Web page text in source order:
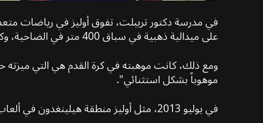
في مدرسة دكتور تريبلت، تفوق أوليز في رياضات
على ميدالية ذهبية في سباق 400 متر في الضاحية، وكان أيضاً لاعب كريكيت موهوباً. وإلى جانب الرياضة، كان شغوفاً بلعبة الشطرنج.
ومع ذلك، كانت موهبته في كرة القدم هي التي ميزته
موهوباً بشكل استثنائي".
في يوليو 2013، مثل أوليز منطقة هيلينغدون في ألعاب لندن للشباب، وكان كورك أيضاً أحد مدربيه.